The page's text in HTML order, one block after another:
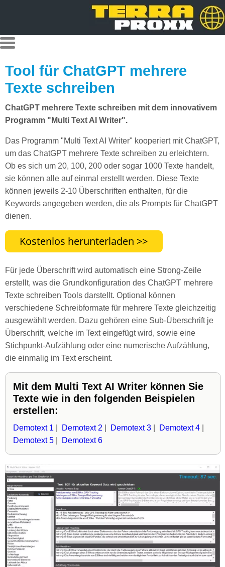
Tool für ChatGPT mehrere
Texte schreiben
ChatGPT mehrere Texte schreiben mit dem innovativem
Programm "Multi Text AI Writer".
Das Programm "Multi Text AI Writer" kooperiert mit ChatGPT,
um das ChatGPT mehrere Texte schreiben zu erleichtern.
Ob es sich um 20, 100, 200 oder sogar 1000 Texte handelt,
sie können alle auf einmal erstellt werden. Diese Texte
können jeweils 2-10 Überschriften enthalten, für die
Keywords angegeben werden, die als Prompts für ChatGPT
dienen.
Für jede Überschrift wird automatisch eine Strong-Zeile
erstellt, was die Grundkonfiguration des ChatGPT mehrere
Texte schreiben Tools darstellt. Optional können
verschiedene Schreibformate für mehrere Texte gleichzeitig
ausgewählt werden. Dazu gehören eine Sub-Überschrift je
Überschrift, welche im Text eingefügt wird, sowie eine
Stichpunkt-Aufzählung oder eine numerische Aufzählung,
die einmalig im Text erscheint.
Mit dem Multi Text AI Writer können Sie
Texte wie in den folgenden Beispielen
erstellen:
Demotext 1 Demotext 2 Demotext 3 Demotext 4
Demotext 5
Demotext 6